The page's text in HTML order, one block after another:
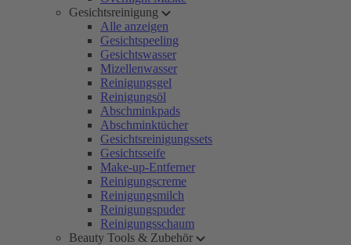
Gesichtsreinigung
Alle anzeigen
Gesichtspeeling
Gesichtswasser
Mizellenwasser
Reinigungsgel
Reinigungsöl
Abschminkpads
Abschminktücher
Gesichtsreinigungssets
Gesichtsseife
Make-up-Entferner
Reinigungscreme
Reinigungsmilch
Reinigungspuder
Reinigungsschaum
Beauty Tools & Zubehör